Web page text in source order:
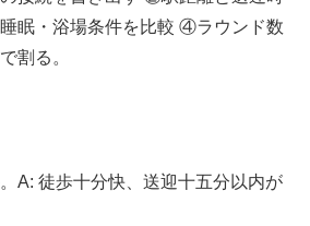
眠・浴場条件を比較 ④ラウンド数
割る。
A: 徒歩十分快、送迎十五分以内が